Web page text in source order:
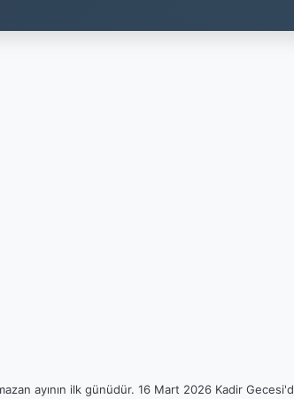
ayının ilk günüdür. 16 Mart 2026 Kadir